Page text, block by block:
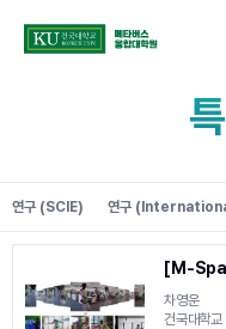
건국대학교 메타버스융합대학원
연구 (SCIE) 연구
[M-
포즈 추
습 데이
차영운
건국대학